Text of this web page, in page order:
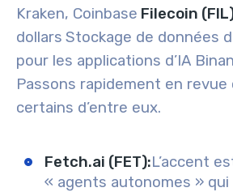
Kraken, Coinbase Filecoin
dollars Stockage de données
pour les applications d’IA
Passons rapidement en
certains d’entre eux.
Fetch.ai (FET):L’accent
« agents autonomes »